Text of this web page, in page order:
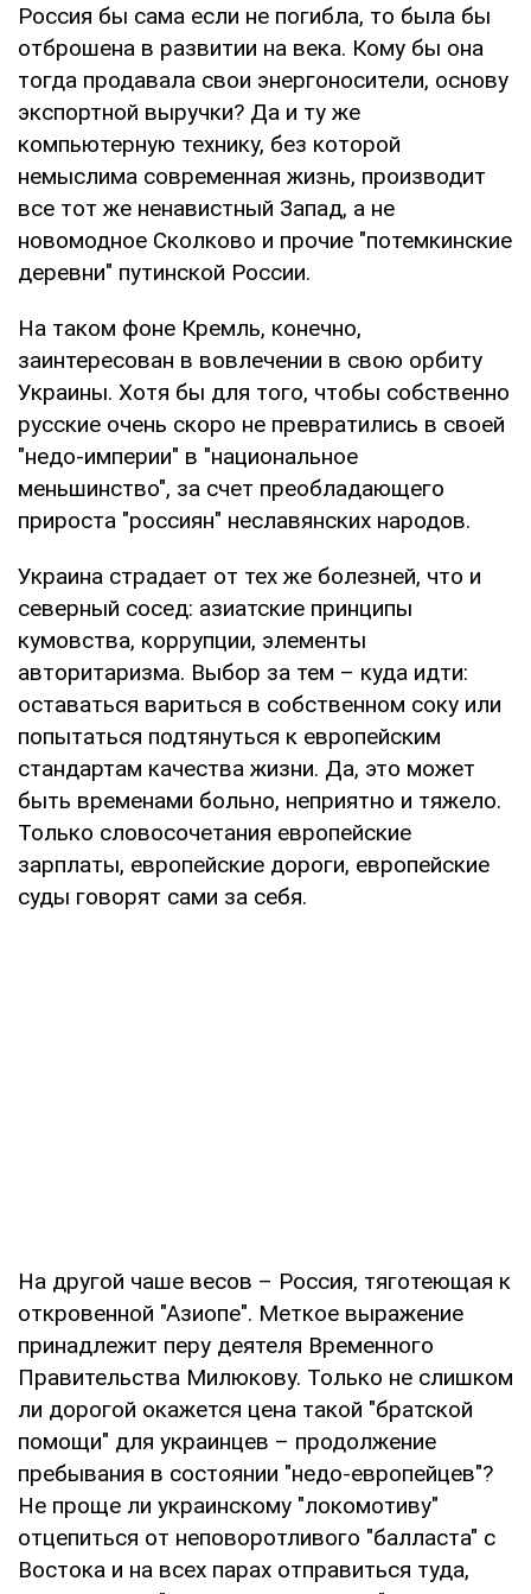
Россия бы сама если не погибла, то была бы
отброшена в развитии на века. Кому бы она
тогда продавала свои энергоносители, основу
экспортной выручки? Да и ту же
компьютерную технику, без которой
немыслима современная жизнь, производит
все тот же ненавистный Запад, а не
новомодное Сколково и прочие "потемкинские
деревни" путинской России.
На таком фоне Кремль, конечно,
заинтересован в вовлечении в свою орбиту
Украины. Хотя бы для того, чтобы собственно
русские очень скоро не превратились в своей
"недо-империи" в "национальное
меньшинство", за счет преобладающего
прироста "россиян" неславянских народов.
Украина страдает от тех же болезней, что и
северный сосед: азиатские принципы
кумовства, коррупции, элементы
авторитаризма. Выбор за тем – куда идти:
оставаться вариться в собственном соку или
попытаться подтянуться к европейским
стандартам качества жизни. Да, это может
быть временами больно, неприятно и тяжело.
Только словосочетания европейские
зарплаты, европейские дороги, европейские
суды говорят сами за себя.
На другой чаше весов – Россия, тяготеющая к
откровенной "Азиопе". Меткое выражение
принадлежит перу деятеля Временного
Правительства Милюкову. Только не слишком
ли дорогой окажется цена такой "братской
помощи" для украинцев – продолжение
пребывания в состоянии "недо-европейцев"?
Не проще ли украинскому "локомотиву"
отцепиться от неповоротливого "балласта" с
Востока и на всех парах отправиться туда,